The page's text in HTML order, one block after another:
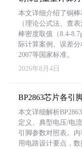
本文详细介绍了铜
（理论公式法、查
棒密度取值（8.4-
际计算案例、误差
2007等国家标准。
2026年8月4日
BP2863芯片各引
本文详细解析
定义、典型电压/电
引脚参数对照表。
用电路设计要点，